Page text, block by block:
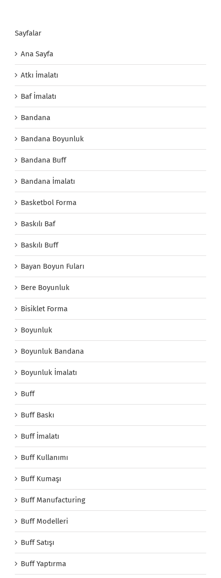
Sayfalar
Ana Sayfa
Atkı İmalatı
Baf İmalatı
Bandana
Bandana Boyunluk
Bandana Buff
Bandana İmalatı
Basketbol Forma
Baskılı Baf
Baskılı Buff
Bayan Boyun Fuları
Bere Boyunluk
Bisiklet Forma
Boyunluk
Boyunluk Bandana
Boyunluk İmalatı
Buff
Buff Baskı
Buff İmalatı
Buff Kullanımı
Buff Kumaşı
Buff Manufacturing
Buff Modelleri
Buff Satışı
Buff Yaptırma